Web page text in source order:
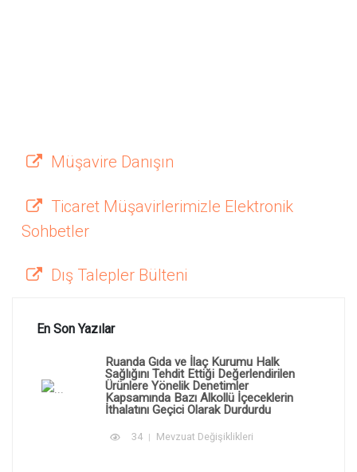
Müşavire Danışın
Ticaret Müşavirlerimizle Elektronik
Sohbetler
Dış Talepler Bülteni
En Son Yazılar
Ruanda Gıda ve İlaç Kurumu Halk
Sağlığını Tehdit Ettiği Değerlendirilen
Ürünlere Yönelik Denetimler
Kapsamında Bazı Alkollü İçeceklerin
İthalatını Geçici Olarak Durdurdu
34 Mevzuat Değişiklikleri